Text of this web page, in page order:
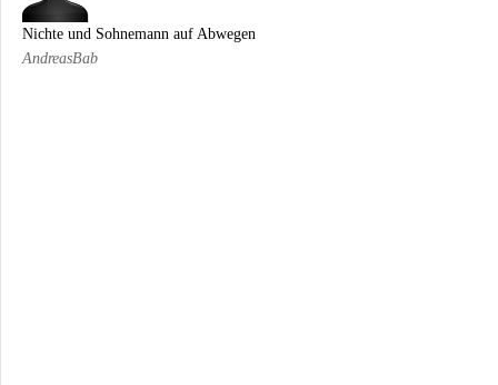
Nichte und Sohnemann auf Abwegen
AndreasBab